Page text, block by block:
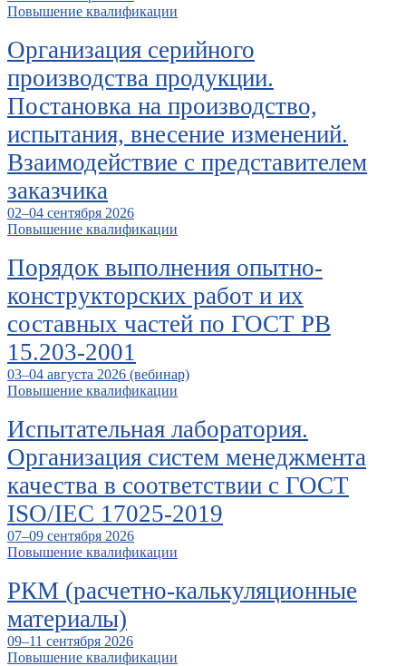
Повышение квалификации
Организация серийного
производства продукции.
Постановка на производство,
испытания, внесение изменений.
Взаимодействие с представителем
заказчика
02–04 сентября 2026
Повышение квалификации
Порядок выполнения опытно-
конструкторских работ и их
составных частей по ГОСТ РВ
15.203-2001
03–04 августа 2026 (вебинар)
Повышение квалификации
Испытательная лаборатория.
Организация систем менеджмента
качества в соответствии с ГОСТ
ISO/IEC 17025-2019
07–09 сентября 2026
Повышение квалификации
РКМ (расчетно-калькуляционные
материалы)
09–11 сентября 2026
Повышение квалификации